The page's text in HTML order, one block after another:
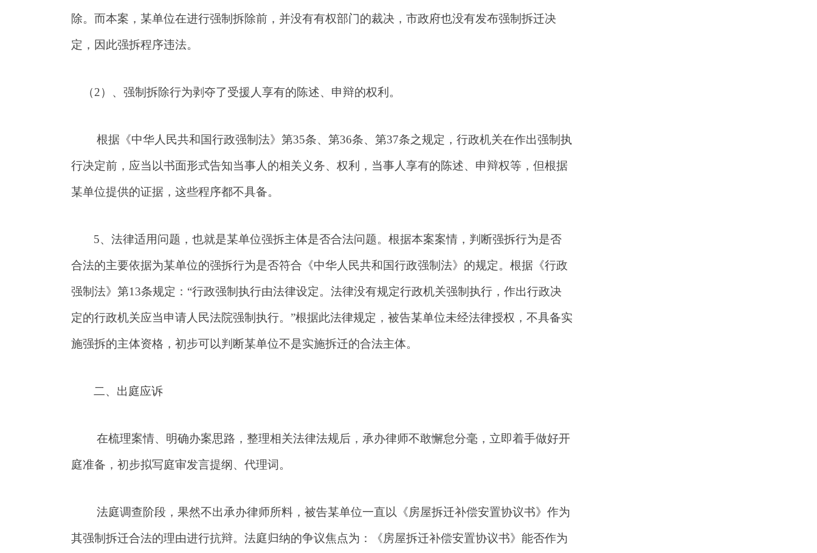
除。而本案，某单位在进行强制拆除前，并没有有权部门的裁决， 市政府也没有发布强制拆迁决
定，因此强拆程序违法。
（2）、强制拆除行为剥夺了受援人享有的陈述、申辩的权利。
根据《中华人民共和国行政强制法》第35条、第36条、第37条之规定，行政机关在作出强制执
行决定前，应当以书面形式告知当事人的相关义务、权利，当事人享有的陈述、申辩权等，但根据
某单位提供的证据，这些程序都不具备。
5、法律适用问题，也就是某单位强拆主体是否合法问题。根据本案案情，判断强拆行为是否
合法的主要依据为某单位的强拆行为是否符合《中华人民共和国行政强制法》的规定。根据《行政
强制法》第13条规定：“行政强制执行由法律设定。法律没有规定行政机关强制执行，作出行政决
定的行政机关应当申请人民法院强制执行。”根据此法律规定，被告某单位未经法律授权，不具备实
施强拆的主体资格，初步可以判断某单位不是实施拆迁的合法主体。
二、出庭应诉
在梳理案情、明确办案思路，整理相关法律法规后，承办律师不敢懈怠分毫，立即着手做好开
庭准备，初步拟写庭审发言提纲、代理词。
法庭调查阶段，果然不出承办律师所料，被告某单位一直以 《房屋拆迁补偿安置协议书》作为
其强制拆迁合法的理由进行抗辩。法庭归纳的争议焦点为：《房屋拆迁补偿安置协议书》能否作为